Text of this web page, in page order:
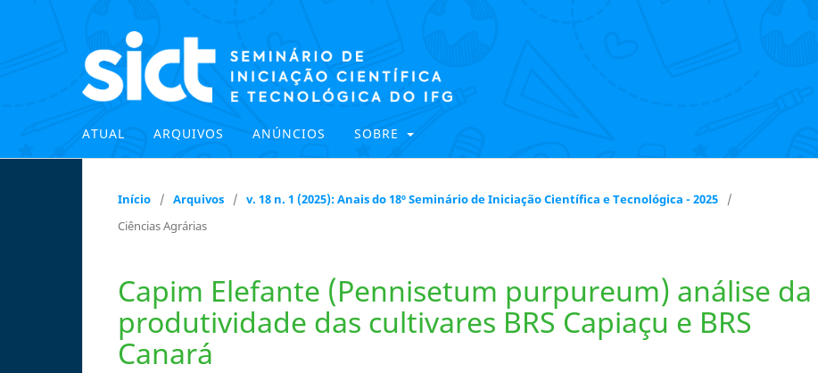
ATUAL ARQUIVOS ANÚNCIOS SOBRE
Início / Arquivos / v. 18 n. 1 (2025): Anais do 18º Seminário de Iniciação Científica e Tecnológica - 2025
/
Ciências Agrárias
Capim Elefante (Pennisetum purpureum) análise da
produtividade das cultivares BRS Capiaçu e BRS
Canará